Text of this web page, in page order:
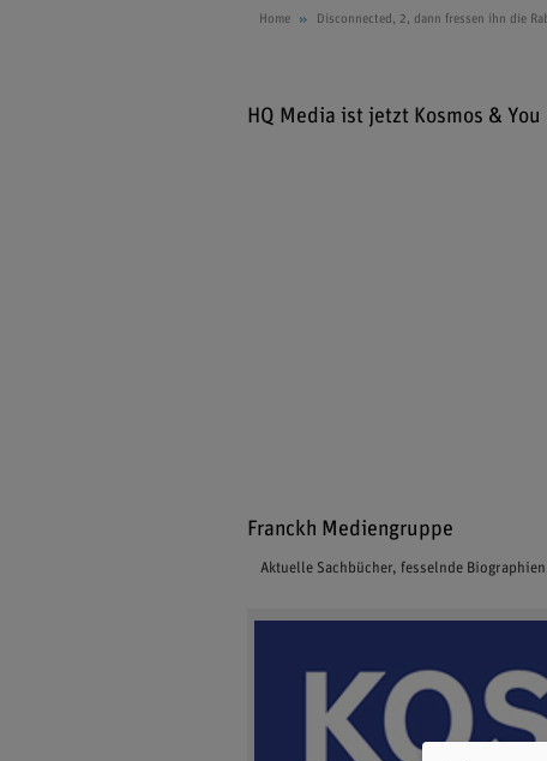
Home Disconnected, 2, dann fressen ihn die
HQ Media ist jetzt Kosmos & You
Franckh Mediengruppe
Aktuelle Sachbücher, fesselnde